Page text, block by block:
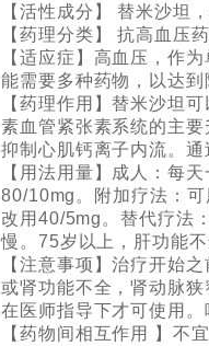
【活性成分】 替米沙坦
【药理分类】 抗高血压
【适应症】高血压，作
能需要多种药物，以达到
【药理作用】替米沙坦
素血管紧张素系统的主
抑制心肌钙离子内流。
【用法用量】成人：每
80/10mg。附加疗法：可
改用40/5mg。替代疗法
慢。75岁以上，肝功能
【注意事项】治疗开始
或肾功能不全，肾动脉
在医师指导下才可使用。
【药物间相互作用 】不